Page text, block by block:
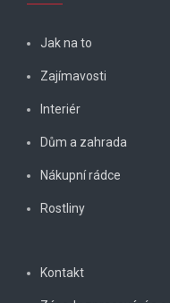
Jak na to
Zajímavosti
Interiér
Dům a zahrada
Nákupní rádce
Rostliny
Kontakt